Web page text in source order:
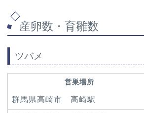
産卵数・育雛数
ツバメ
営巣場所
群馬県高崎市 高崎駅